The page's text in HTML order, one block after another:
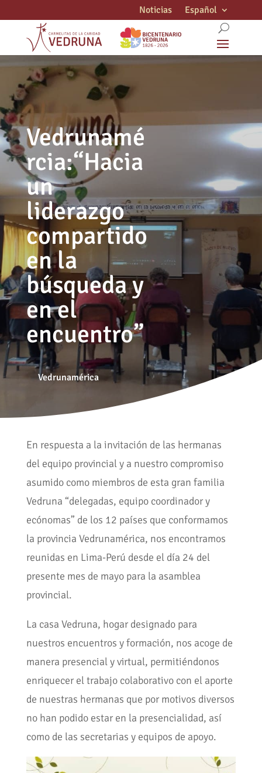
Noticias Español
Vedrunamé
rcia:“Hacia
un
liderazgo
compartido
en la
búsqueda y
en el
encuentro”
Vedrunamérica
En respuesta a la invitación de las hermanas
del equipo provincial y a nuestro compromiso
asumido como miembros de esta gran familia
Vedruna “delegadas, equipo coordinador y
ecónomas” de los 12 países que conformamos
la provincia Vedrunamérica, nos encontramos
reunidas en Lima-Perú desde el día 24 del
presente mes de mayo para la asamblea
provincial.
La casa Vedruna, hogar designado para
nuestros encuentros y formación, nos acoge de
manera presencial y virtual, permitiéndonos
enriquecer el trabajo colaborativo con el aporte
de nuestras hermanas que por motivos diversos
no han podido estar en la presencialidad, así
como de las secretarias y equipos de apoyo.